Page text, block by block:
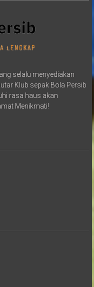
selalu menyediakan
Klub sepak Bola Persib
rasa haus akan
Menikmati!